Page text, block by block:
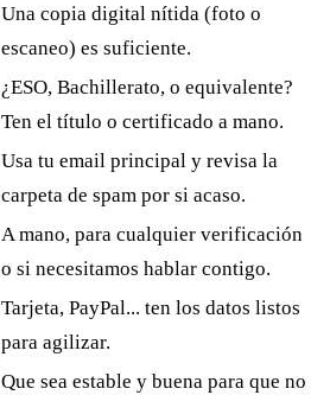
Una copia digital nítida (foto o
escaneo) es suficiente.
¿ESO, Bachillerato, o equivalente?
Ten el título o certificado a mano.
Usa tu email principal y revisa la
carpeta de spam por si acaso.
A mano, para cualquier verificación
o si necesitamos hablar contigo.
Tarjeta, PayPal... ten los datos listos
para agilizar.
Que sea estable y buena para que no